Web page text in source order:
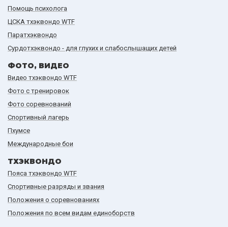
Помощь психолога
ЦСКА тхэквондо WTF
Паратхэквондо
Сурдотхэквондо - для глухих и слабослышащих детей
ФОТО, ВИДЕО
Видео тхэквондо WTF
Фото с тренировок
Фото соревнований
Спортивный лагерь
Пхумсе
Международные бои
ТХЭКВОНДО
Пояса тхэквондо WTF
Спортивные разряды и звания
Положения о соревнованиях
Положения по всем видам единоборств